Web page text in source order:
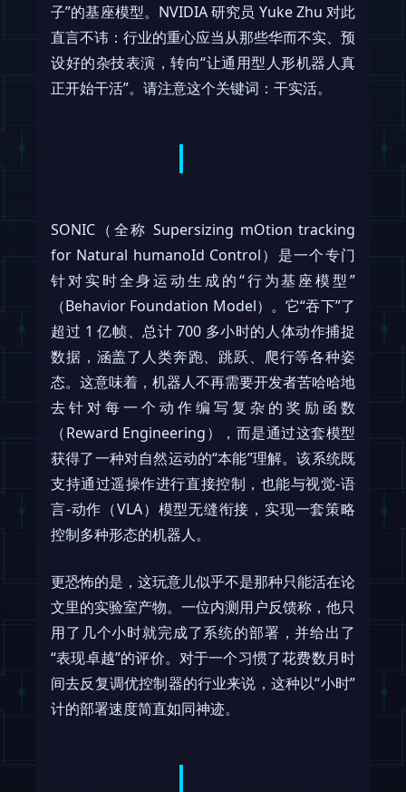
子”的基座模型。NVIDIA 研究员 Yuke Zhu 对此
直言不讳：行业的重心应当从那些华而不实、预
设好的杂技表演，转向“让通用型人形机器人真
正开始干活”。请注意这个关键词：干实活。
SONIC（全称 Supersizing mOtion tracking
for Natural humanoId Control）是一个专门
针对实时全身运动生成的“行为基座模型”
（Behavior Foundation Model）。它“吞下”了
超过 1 亿帧、总计 700 多小时的人体动作捕捉
数据，涵盖了人类奔跑、跳跃、爬行等各种姿
态。这意味着，机器人不再需要开发者苦哈哈地
去针对每一个动作编写复杂的奖励函数
（Reward Engineering），而是通过这套模型
获得了一种对自然运动的“本能”理解。该系统既
支持通过遥操作进行直接控制，也能与视觉-语
言-动作（VLA）模型无缝衔接，实现一套策略
控制多种形态的机器人。
更恐怖的是，这玩意儿似乎不是那种只能活在论
文里的实验室产物。一位内测用户反馈称，他只
用了几个小时就完成了系统的部署，并给出了
“表现卓越”的评价。对于一个习惯了花费数月时
间去反复调优控制器的行业来说，这种以“小时”
计的部署速度简直如同神迹。